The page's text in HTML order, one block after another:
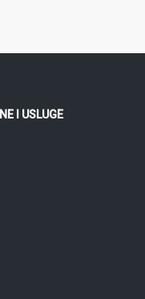
I USLUGE